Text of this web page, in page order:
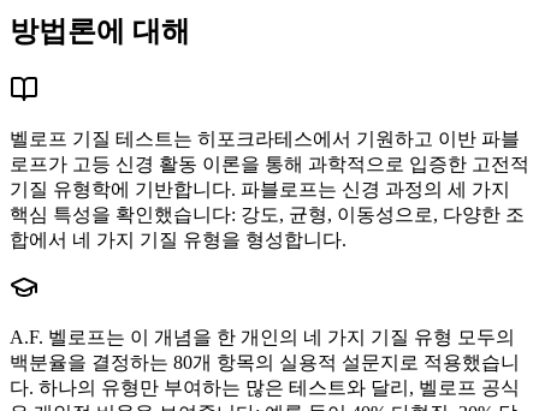
방법론에 대해
벨로프 기질 테스트는 히포크라테스에서 기원하고 이반 파블
로프가 고등 신경 활동 이론을 통해 과학적으로 입증한 고전적
기질 유형학에 기반합니다. 파블로프는 신경 과정의 세 가지
핵심 특성을 확인했습니다: 강도, 균형, 이동성으로, 다양한 조
합에서 네 가지 기질 유형을 형성합니다.
A.F. 벨로프는 이 개념을 한 개인의 네 가지 기질 유형 모두의
백분율을 결정하는 80개 항목의 실용적 설문지로 적용했습니
다. 하나의 유형만 부여하는 많은 테스트와 달리, 벨로프 공식